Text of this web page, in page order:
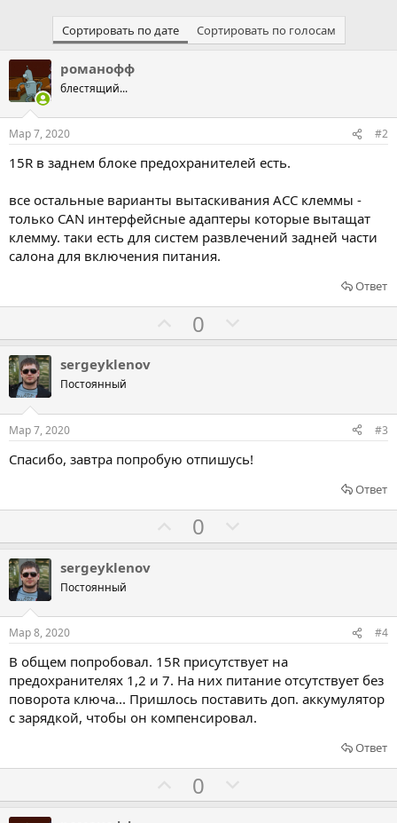
Сортировать по дате Сортировать по голосам
романофф
блестящий...
Мар 7, 2020 #2
15R в заднем блоке предохранителей есть.
все остальные варианты вытаскивания ACC клеммы -
только CAN интерфейсные адаптеры которые вытащат
клемму. таки есть для систем развлечений задней части
салона для включения питания.
Ответ
о
с
в
а
ь
з
0
о
с
в
а
ь
п
и
в
sergeyklenov
Постоянный
Мар 7, 2020 #3
Спасибо, завтра попробую отпишусь!
Ответ
о
с
в
а
т
ь
0
о
с
в
а
т
ь
т
sergeyklenov
Постоянный
Мар 8, 2020 #4
В общем попробовал. 15R присутствует на
предохранителях 1,2 и 7. На них питание отсутствует без
поворота ключа... Пришлось поставить доп. аккумулятор
с зарядкой, чтобы он компенсировал.
Ответ
о
0
о